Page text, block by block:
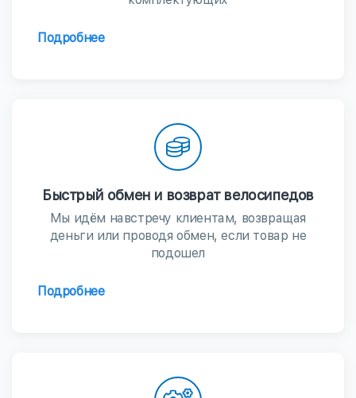
Подробнее
Быстрый обмен и возврат велосипедов
Мы идём навстречу клиентам, возвращая
деньги или проводя обмен, если товар не
подошел
Подробнее